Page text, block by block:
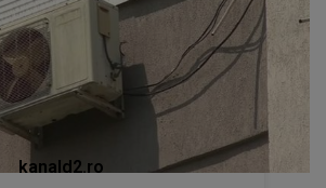
kanald2.ro